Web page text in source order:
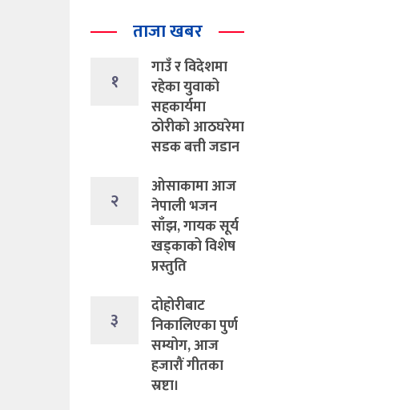
ताजा खबर
१
गाउँ र विदेशमा
रहेका युवाको
सहकार्यमा
ठोरीको आठघरेमा
सडक बत्ती जडान
२
ओसाकामा आज
नेपाली भजन
साँझ, गायक सूर्य
खड्काको विशेष
प्रस्तुति
३
दोहोरीबाट
निकालिएका पुर्ण
सम्योग, आज
हजारौं गीतका
स्रष्टा।